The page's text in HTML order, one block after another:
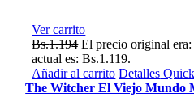
Ver carrito
Bs.1.194 El precio original
actual es: Bs.1.119.
Añadir al carrito Detalles
The Witcher El Viejo Mundo